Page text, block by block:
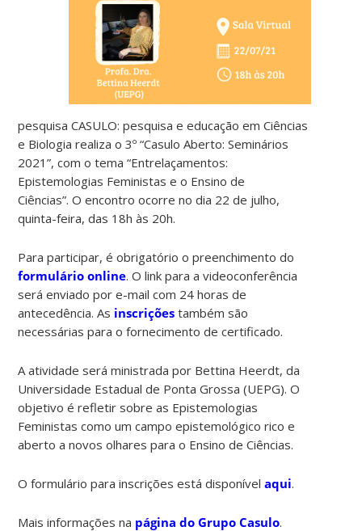
pesquisa CASULO: pesquisa e educação em Ciências
e Biologia realiza o 3º “Casulo Aberto: Seminários
2021”, com o tema “Entrelaçamentos:
Epistemologias Feministas e o Ensino de
Ciências”. O encontro ocorre no dia 22 de julho,
quinta-feira, das 18h às 20h.
Para participar, é obrigatório o preenchimento do
formulário online. O link para a videoconferência
será enviado por e-mail com 24 horas de
antecedência. As inscrições também são
necessárias para o fornecimento de certificado.
A atividade será ministrada por Bettina Heerdt, da
Universidade Estadual de Ponta Grossa (UEPG). O
objetivo é refletir sobre as Epistemologias
Feministas como um campo epistemológico rico e
aberto a novos olhares para o Ensino de Ciências.
O formulário para inscrições está disponívelaqui.
Mais informações na página do Grupo Casulo.